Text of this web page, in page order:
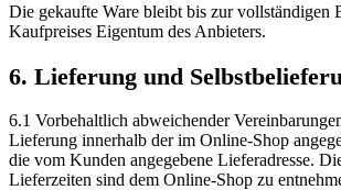
Die gekaufte Ware bleibt bis zur vollständigen
Kaufpreises Eigentum des Anbieters.
6. Lieferung und
6.1 Vorbehaltlich abweichender
Lieferung innerhalb der im Online-Shop
die vom Kunden angegebene Lieferadresse.
Lieferzeiten sind dem Online-Shop zu